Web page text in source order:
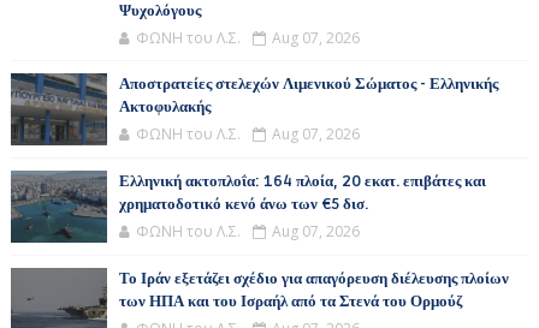
Ψυχολόγους
ΦΩΝΗ του Λ.Σ. Aug 07, 2026
Αποστρατείες στελεχών Λιμενικού Σώματος - Ελληνικής
Ακτοφυλακής
ΦΩΝΗ του Λ.Σ. Aug 07, 2026
Ελληνική ακτοπλοΐα: 164 πλοία, 20 εκατ. επιβάτες και
χρηματοδοτικό κενό άνω των €5 δισ.
ΦΩΝΗ του Λ.Σ. Aug 07, 2026
Το Ιράν εξετάζει σχέδιο για απαγόρευση διέλευσης πλοίων
των ΗΠΑ και του Ισραήλ από τα Στενά του Ορμούζ